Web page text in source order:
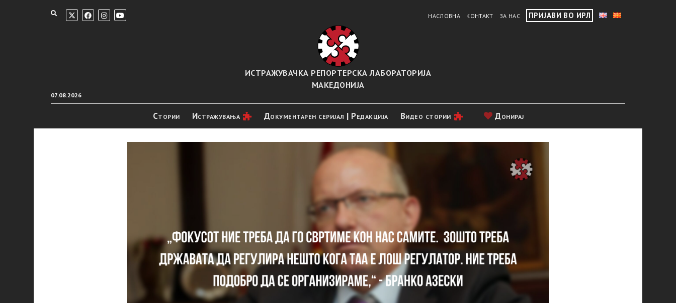
НАСЛОВНА КОНТАКТ ЗА НАС ПРИЈАВИ ВО ИРЛ
07.08.2026
ИСТРАЖУВАЧКА РЕПОРТЕРСКА ЛАБОРАТОРИЈА
МАКЕДОНИЈА
Стории Истражувањa Документарен серијал | Редакција Видео стории Донирај